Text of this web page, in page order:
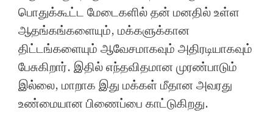
பொதுக்கூட்ட மேடைகளில் தன் மனதில் உள்ள
ஆதங்கங்களையும், மக்களுக்கான
திட்டங்களையும் ஆவேசமாகவும் அதிரடியாகவும்
பேசுகிறார். இதில் எந்தவிதமான முரண்பாடும்
இல்லை, மாறாக இது மக்கள் மீதான அவரது
உண்மையான பிணைப்பை காட்டுகிறது.